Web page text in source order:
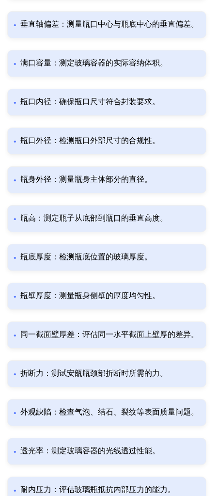
垂直轴偏差：测量瓶口中心与瓶底中心的垂直偏差。
满口容量：测定玻璃容器的实际容纳体积。
瓶口内径：确保瓶口尺寸符合封装要求。
瓶口外径：检测瓶口外部尺寸的合规性。
瓶身外径：测量瓶身主体部分的直径。
瓶高：测定瓶子从底部到瓶口的垂直高度。
瓶底厚度：检测瓶底位置的玻璃厚度。
瓶壁厚度：测量瓶身侧壁的厚度均匀性。
同一截面壁厚差：评估同一水平截面上壁厚的差异。
折断力：测试安瓿瓶颈部折断时所需的力。
外观缺陷：检查气泡、结石、裂纹等表面质量问题。
透光率：测定玻璃容器的光线透过性能。
耐内压力：评估玻璃瓶抵抗内部压力的能力。